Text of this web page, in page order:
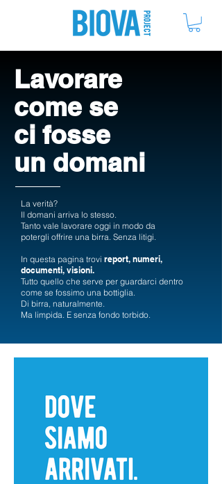
Lavorare
come se
ci fosse
un domani
La verità?
Il domani arriva lo stesso.
Tanto vale lavorare oggi in modo da
potergli offrire una birra. Senza litigi.
In questa pagina trovi report, numeri,
documenti, visioni.
Tutto quello che serve per guardarci dentro
come se fossimo una bottiglia.
Di birra, naturalmente.
Ma limpida. E senza fondo torbido.